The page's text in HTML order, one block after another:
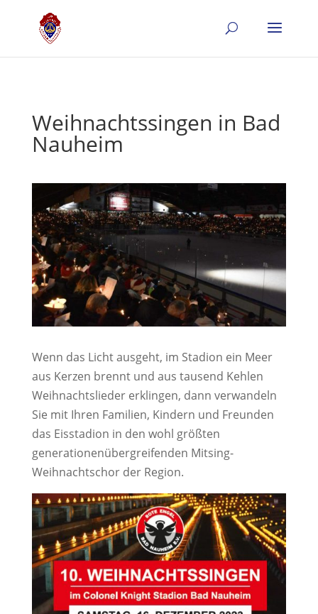
Weihnachtssingen in Bad
Nauheim
Wenn das Licht ausgeht, im Stadion ein Meer
aus Kerzen brennt und aus tausend Kehlen
Weihnachtslieder erklingen, dann verwandeln
Sie mit Ihren Familien, Kindern und Freunden
das Eisstadion in den wohl größten
generationenübergreifenden Mitsing-
Weihnachtschor der Region.